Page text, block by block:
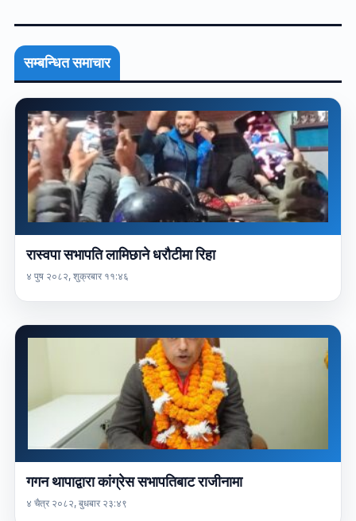
सम्बन्धित समाचार
रास्वपा सभापति लामिछाने धरौटीमा रिहा
४ पुष २०८२, शुक्रबार ११:४६
गगन थापाद्वारा कांग्रेस सभापतिबाट राजीनामा
४ चैत्र २०८२, बुधबार २३:४९